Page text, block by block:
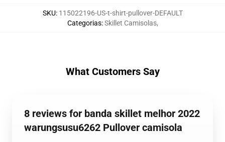
SKU: 115022196-US-t-shirt-pullover-DEFAULT
Categorias:Skillet Camisolas,
What Customers Say
8 reviews for banda skillet melhor 2022
warungsusu6262 Pullover camisola